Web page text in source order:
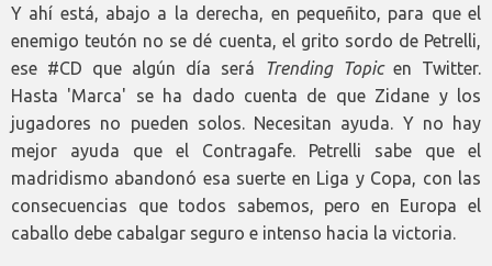
Y ahí está, abajo a la derecha, en pequeñito, para que el
enemigo teutón no se dé cuenta, el grito sordo de Petrelli,
ese #CD que algún día será
Trending Topicen Twitter.
Hasta 'Marca' se ha dado cuenta de que Zidane y los
jugadores no pueden solos. Necesitan ayuda. Y no hay
mejor ayuda que el Contragafe. Petrelli sabe que el
madridismo abandonó esa suerte en Liga y Copa, con las
consecuencias que todos sabemos, pero en Europa el
caballo debe cabalgar seguro e intenso hacia la victoria.